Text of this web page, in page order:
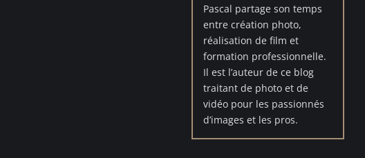
Pascal partage son temps
entre création photo,
réalisation de film et
formation professionnelle.
Il est l’auteur de ce blog
traitant de photo et de
vidéo pour les passionnés
d’images et les pros.